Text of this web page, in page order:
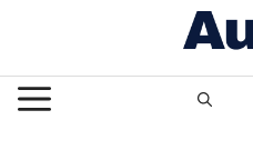
o
conteúdoMENU